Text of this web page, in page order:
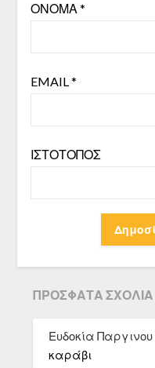
ΌΝΟΜΑ *
EMAIL*
ΙΣΤΌΤΟΠΟΣ
ΠΡΌΣΦΑΤΑ ΣΧΌΛΙΑ
Ευδοκία Παργινου
καράβι